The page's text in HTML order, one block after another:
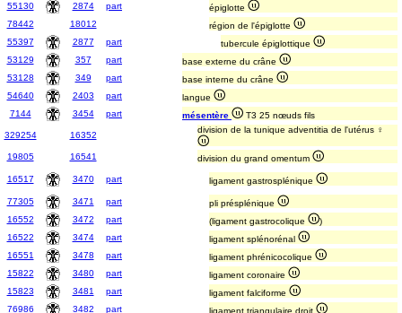
55130
2874 part
épiglotte
78442
18012
région de l'épiglotte
55397
2877 part
tubercule épiglottique
53129
357 part
base externe du crâne
53128
349 part
base interne du crâne
54640
2403 part
langue
7144
3454 part mésentère
T3 25 nœuds fils
329254
16352
division de la tunique adventitia de l'utérus ♀
19805 16541 division du grand omentum
16517 3470 part ligament gastrosplénique
77305 3471 part
pli présplénique
16552
3472 part (ligament gastrocolique
)
16522
3474 part
ligament splénorénal
16551
3478 part
ligament phrénicocolique
15822
3480 part
ligament coronaire
15823
3481 part
ligament falciforme
76986
3482 part
ligament triangulaire droit